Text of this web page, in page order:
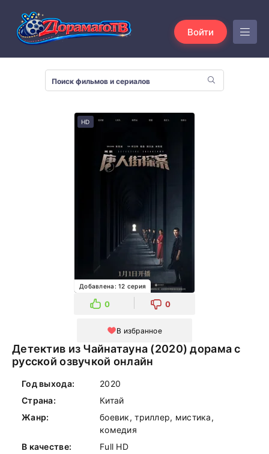
Войти
HD
Добавлена: 12 серия
0 0
В избранное
Детектив из Чайнатауна (2020) дорама с
русской озвучкой онлайн
Год выхода:
2020
Страна:
Китай
Жанр:
боевик, триллер, мистика,
комедия
В качестве:
Full HD